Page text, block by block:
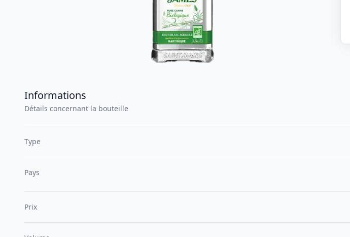
Informations
Détails concernant la bouteille
Type
Pays
Prix